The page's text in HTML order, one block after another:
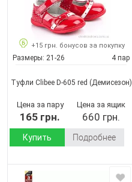
+15 грн. бонусов за покупку
Размеры: 21-26 4 пар
Туфли Clibee D-605 red (Демисезон)
Цена за пару
165 грн.
Цена за ящик
660 грн.
Купить Подробнее